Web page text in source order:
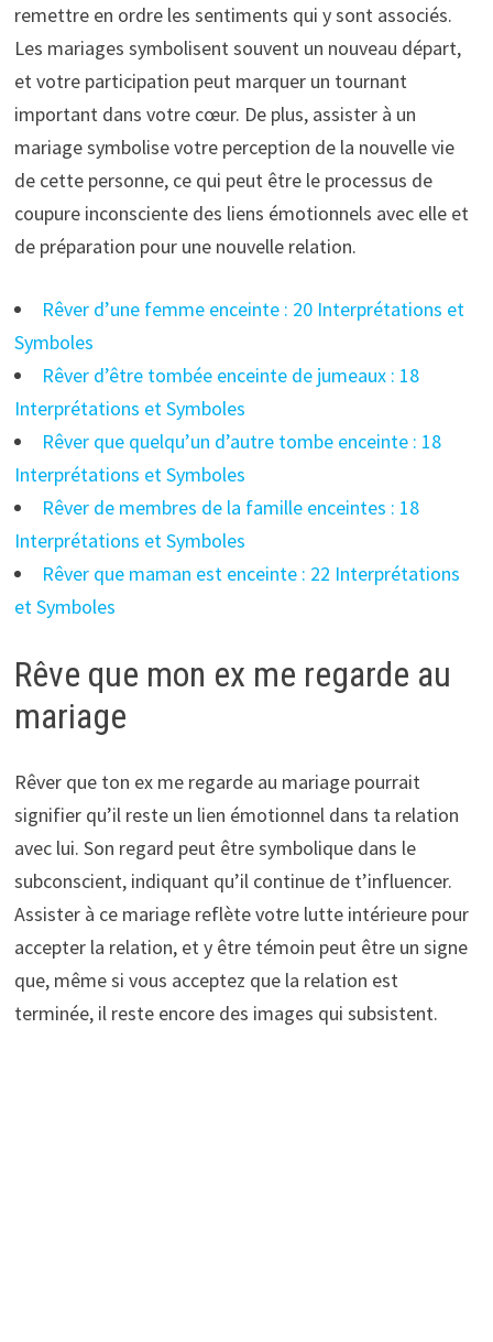
remettre en ordre les sentiments qui y sont associés.
Les mariages symbolisent souvent un nouveau départ,
et votre participation peut marquer un tournant
important dans votre cœur. De plus, assister à un
mariage symbolise votre perception de la nouvelle vie
de cette personne, ce qui peut être le processus de
coupure inconsciente des liens émotionnels avec elle et
de préparation pour une nouvelle relation.
Rêver d’une femme enceinte : 20 Interprétations et
Symboles
Rêver d’être tombée enceinte de jumeaux : 18
Interprétations et Symboles
Rêver que quelqu’un d’autre tombe enceinte : 18
Interprétations et Symboles
Rêver de membres de la famille enceintes : 18
Interprétations et Symboles
Rêver que maman est enceinte : 22 Interprétations
et Symboles
Rêve que mon ex me regarde au
mariage
Rêver que ton ex me regarde au mariage pourrait
signifier qu’il reste un lien émotionnel dans ta relation
avec lui. Son regard peut être symbolique dans le
subconscient, indiquant qu’il continue de t’influencer.
Assister à ce mariage reflète votre lutte intérieure pour
accepter la relation, et y être témoin peut être un signe
que, même si vous acceptez que la relation est
terminée, il reste encore des images qui subsistent.